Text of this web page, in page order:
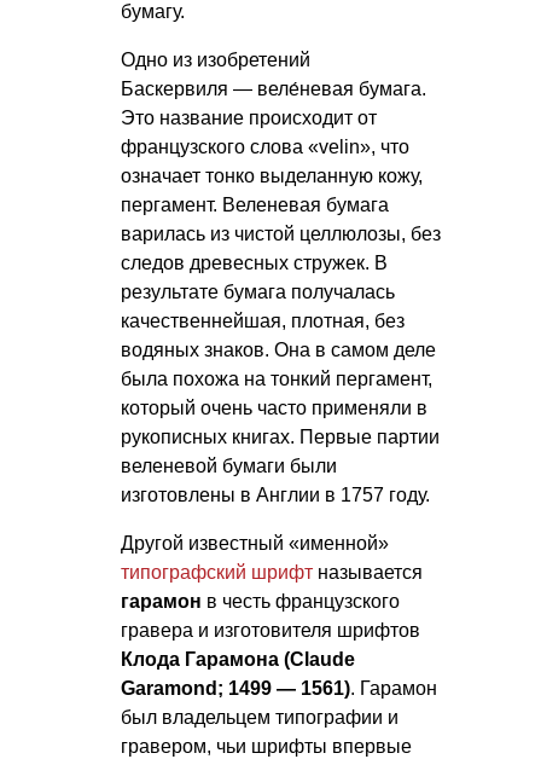
бумагу.
Одно из изобретений
Баскервиля — веле́невая бумага.
Это название происходит от
французского слова «velin», что
означает тонко выделанную кожу,
пергамент. Веленевая бумага
варилась из чистой целлюлозы, без
следов древесных стружек. В
результате бумага получалась
качественнейшая, плотная, без
водяных знаков. Она в самом деле
была похожа на тонкий пергамент,
который очень часто применяли в
рукописных книгах. Первые партии
веленевой бумаги были
изготовлены в Англии в 1757 году.
Другой известный «именной»
типографский шрифт называется
гарамон в честь французского
гравера и изготовителя шрифтов
Клода Гарамона (Claude
Garamond; 1499 — 1561). Гарамон
был владельцем типографии и
гравером, чьи шрифты впервые